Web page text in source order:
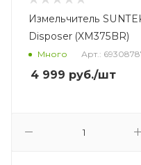
Измельчитель
Disposer (XM375BR)
Много Арт.:
4 999 руб./шт